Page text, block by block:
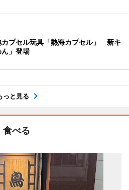
カプセル玩具「熱海カプセル」 新キ
ん」登場
っと見る
食べる